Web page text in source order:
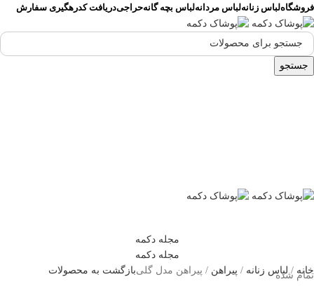
فروشگاهلباس زنانهلباس مردانهلباس بچه گانهحراجیدریافت کدرهگیری سفارش
جستجو
مجله دکمه
مجله دکمه
خانه
لباس زنانه پیراهن پیراهن مدل گلیبازگشت به محصولات تمام شده